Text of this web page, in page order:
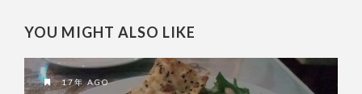
YOU MIGHT ALSO LIKE
17年 AGO